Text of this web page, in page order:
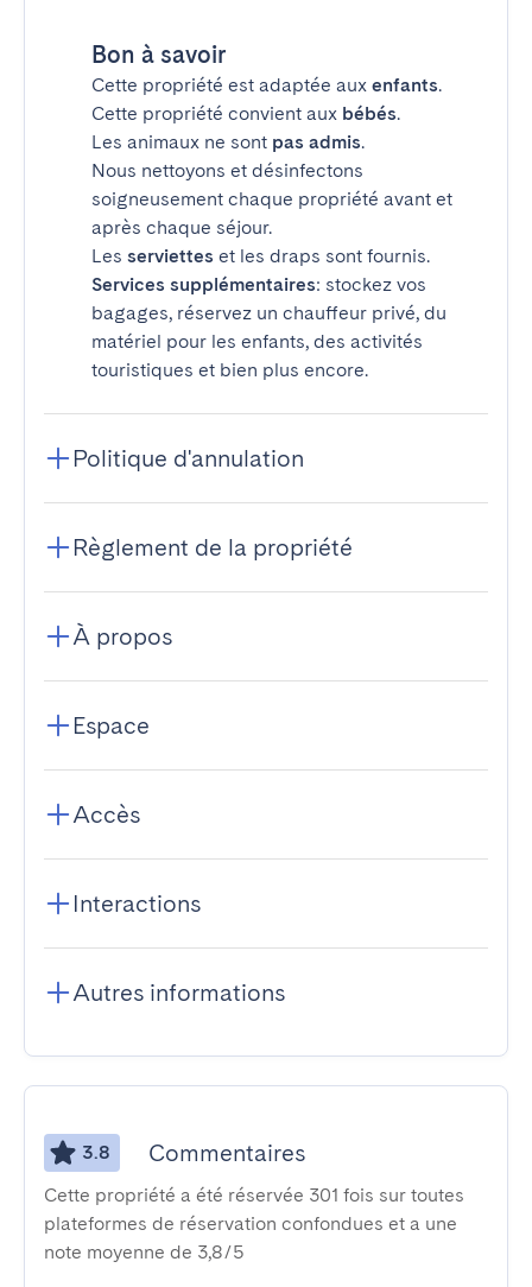
Bon à savoir
Cette propriété est adaptée aux enfants.
Cette propriété convient aux bébés.
Les animaux ne sont pas admis.
Nous nettoyons et désinfectons
soigneusement chaque propriété avant et
après chaque séjour.
Les serviettes et les draps sont fournis.
Services supplémentaires: stockez vos
bagages, réservez un chauffeur privé, du
matériel pour les enfants, des activités
touristiques et bien plus encore.
Politique d'annulation
Règlement de la propriété
À propos
Espace
Accès
Interactions
Autres informations
3.8 Commentaires
Cette propriété a été réservée 301 fois sur toutes
plateformes de réservation confondues et a une
note moyenne de 3,8/5